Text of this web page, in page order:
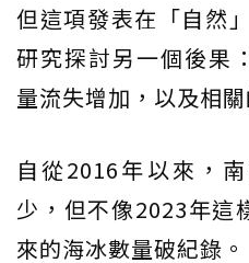
但這項發表在「自然
研究探討另一個後果
量流失增加，以及相
自從2016年以來，
少，但不像2023年這
來的海冰數量破紀錄。